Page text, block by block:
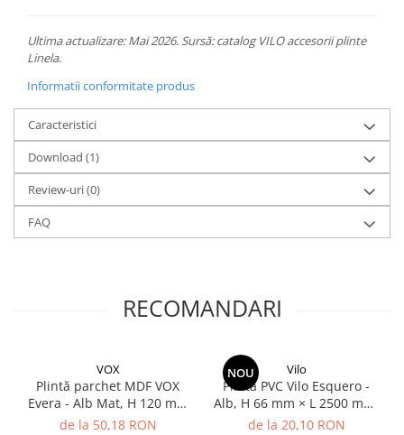
Ultima actualizare: Mai 2026. Sursă: catalog VILO accesorii plinte
Linela.
Informatii conformitate produs
Caracteristici
Download (1)
Review-uri(0)
FAQ
RECOMANDARI
VOX
Plintă parchet MDF VOX
Evera - Alb Mat, H 120 mm
× L 2400 mm, grosime 16
de la 50,18 RON
NOU Vilo
Plintă PVC Vilo Esquero -
Alb, H 66 mm × L 2500 mm,
grosime 22 mm
de la 20,10 RON